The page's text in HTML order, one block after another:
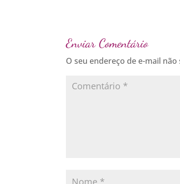
Enviar Comentário
O seu endereço de e-mail